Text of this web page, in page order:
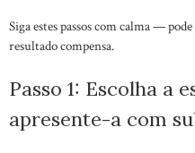
Siga estes passos com calma —
resultado compensa.
Passo 1: Escolha a
apresente-a com